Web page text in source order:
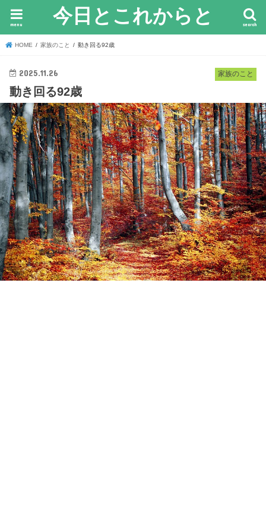
今日とこれからと search
menu
HOME 家族のこと 動き回る92歳
家族のこと
2025.11.26
動き回る92歳